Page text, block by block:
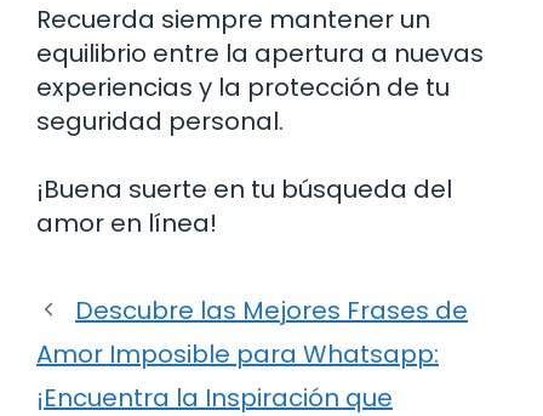
Recuerda siempre mantener un
equilibrio entre la apertura a nuevas
experiencias y la protección de tu
seguridad personal.
¡Buena suerte en tu búsqueda del
amor en línea!
Descubre las Mejores Frases de
Amor Imposible para Whatsapp:
¡Encuentra la Inspiración que